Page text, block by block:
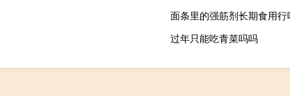
面条里的强筋剂长期食用行
过年只能吃青菜吗吗